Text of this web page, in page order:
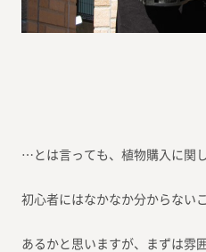
…とは言っても、植物購入に関し
初心者にはなかなか分からない
あるかと思いますが、まずは雰